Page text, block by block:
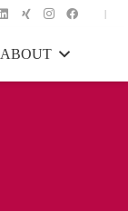
|
ABOUT